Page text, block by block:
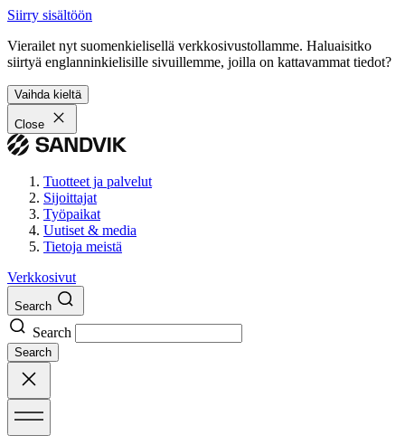
Siirry sisältöön
Vierailet nyt suomenkielisellä verkkosivustollamme. Haluaisitko
siirtyä englanninkielisille sivuillemme, joilla on kattavammat tiedot?
Vaihda kieltä
Close
Tuotteet ja palvelut
Sijoittajat
Työpaikat
Uutiset & media
Tietoja meistä
Verkkosivut
Search
Search
Search